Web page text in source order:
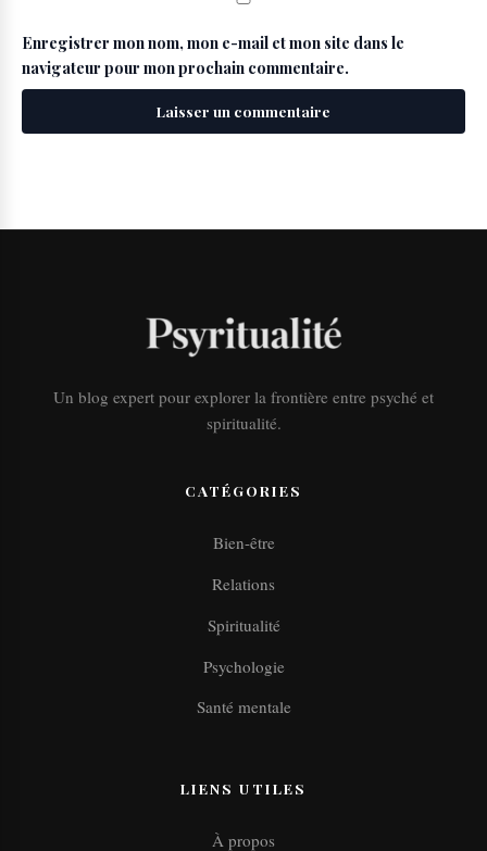
Enregistrer mon nom, mon e-mail et mon site dans le
navigateur pour mon prochain commentaire.
Un blog expert pour explorer la frontière entre psyché et
spiritualité.
CATÉGORIES
Bien-être
Relations
Spiritualité
Psychologie
Santé mentale
LIENS UTILES
À propos